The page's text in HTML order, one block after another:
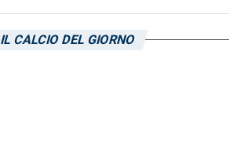
IL CALCIO DEL GIORNO